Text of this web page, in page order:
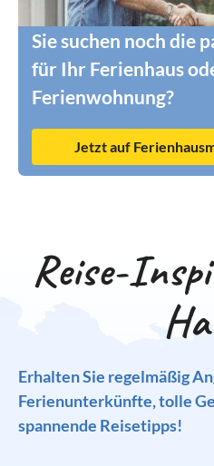
Sie suchen noch die
für Ihr Ferienhaus
Ferienwohnung?
Jetzt auf
Reise-
Erhalten Sie regelmäßig
Ferienunterkünfte, tolle
spannende Reisetipps!